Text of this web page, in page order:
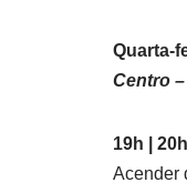
Quarta-
Centro
19h |
Acender